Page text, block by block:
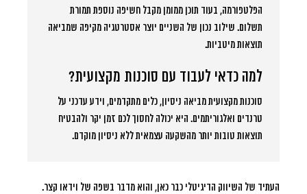
הפלטפורמה, בעוד תוכן ממומן מקבל חשיפה נוספת תמורת
תשלום. שילוב נכון של השניים יוצר אסטרטגיה מקיפה שמביאה
תוצאות מיטביות.
למה כדאי לעבוד עם סוכנות מקצועית?
סוכנות מקצועית מביאה ניסיון, כלים מתקדמים, וידע עדכני על
טרנדים ואלגוריתמים. היא יכולה לחסוך לכם זמן יקר ולהבטיח
תוצאות טובות יותר מהשקעה עצמאית ללא ניסיון מוקדם.
העתיד של השיווק הדיגיטלי כבר כאן, והוא מדבר בשפה של וידאו קצר.